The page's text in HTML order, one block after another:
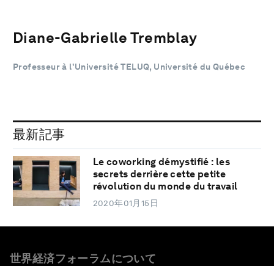
Diane-Gabrielle Tremblay
Professeur à l'Université TELUQ, Université du Québec
最新記事
Le coworking démystifié : les
secrets derrière cette petite
révolution du monde du travail
2020年01月15日
世界経済フォーラムについて